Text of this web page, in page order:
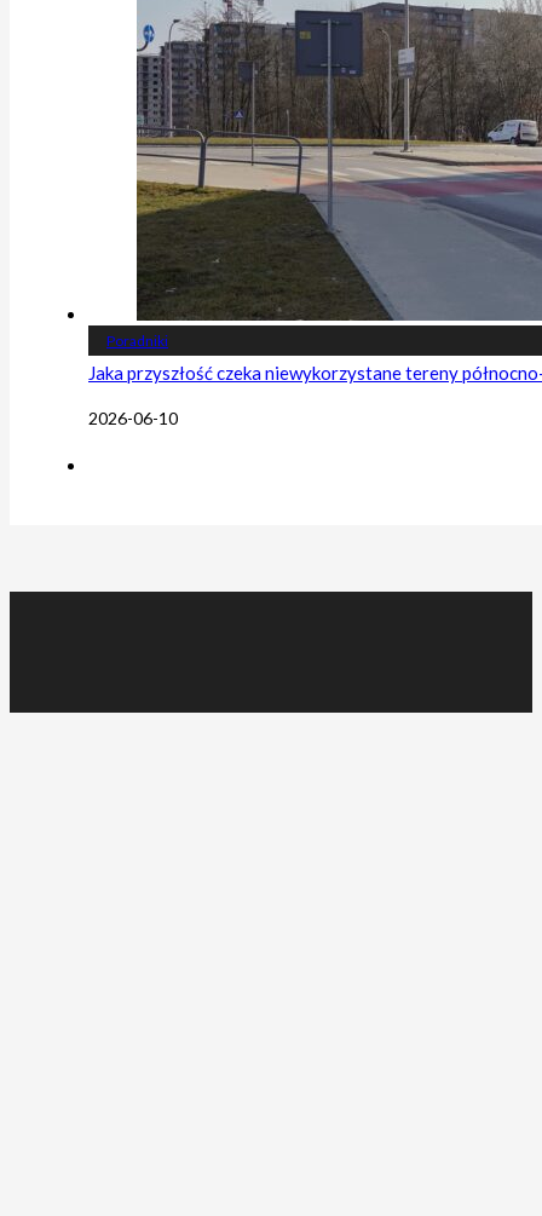
Poradniki
Jaka przyszłość czeka niewykorzystane tereny
2026-06-10